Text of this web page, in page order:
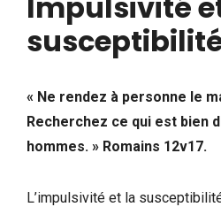
« Ne rendez à personne le
Recherchez ce qui est bien
hommes. » Romains 12v17.
L’impulsivité et la